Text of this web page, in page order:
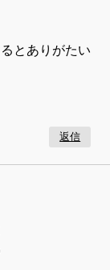
とありがたい
返信